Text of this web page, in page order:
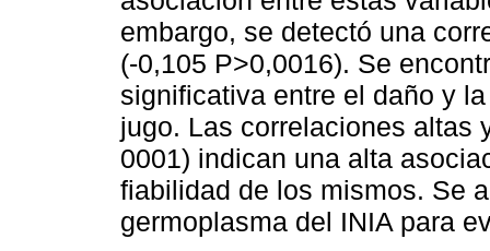
embargo, se detectó una
(-0,105 P>0,0016). Se
significativa entre el daño y
jugo. Las correlaciones altas
0001) indican una alta
fiabilidad de los mismos. Se
germoplasma del INIA para